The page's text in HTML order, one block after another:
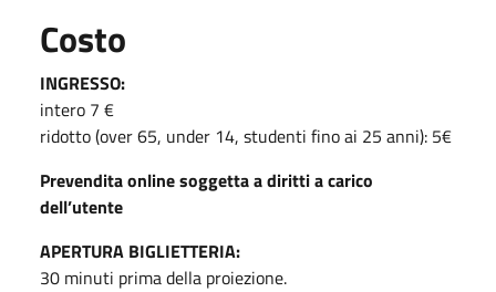
Costo
INGRESSO:
intero 7 €
ridotto (over 65, under 14, studenti fino ai 25 anni): 5€
Prevendita online soggetta a diritti a carico
dell’utente
APERTURA BIGLIETTERIA:
30 minuti prima della proiezione.